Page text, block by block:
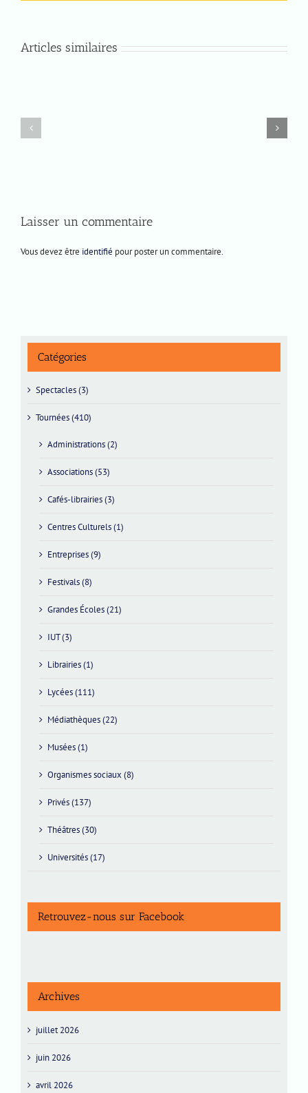
Articles similaires
Laisser un commentaire
Vous devez être identifié pour poster un commentaire.
Catégories
Spectacles (3)
Tournées (410)
Administrations (2)
Associations (53)
Cafés-librairies (3)
Centres Culturels (1)
Entreprises (9)
Festivals (8)
Grandes Écoles (21)
IUT (3)
Librairies (1)
Lycées (111)
Médiathèques (22)
Musées (1)
Organismes sociaux (8)
Privés (137)
Théâtres (30)
Universités (17)
Retrouvez-nous sur Facebook
Archives
juillet 2026
juin 2026
avril 2026